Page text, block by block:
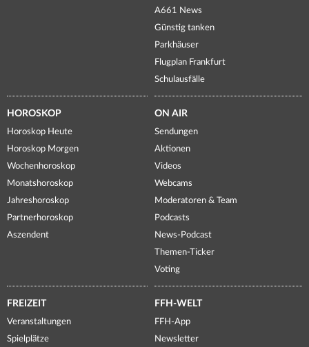
A661 News
Günstig tanken
Parkhäuser
Flugplan Frankfurt
Schulausfälle
HOROSKOP
Horoskop Heute
Horoskop Morgen
Wochenhoroskop
Monatshoroskop
Jahreshoroskop
Partnerhoroskop
Aszendent
ON AIR
Sendungen
Aktionen
Videos
Webcams
Moderatoren & Team
Podcasts
News-Podcast
Themen-Ticker
Voting
FREIZEIT
Veranstaltungen
Spielplätze
FFH-WELT
FFH-App
Newsletter